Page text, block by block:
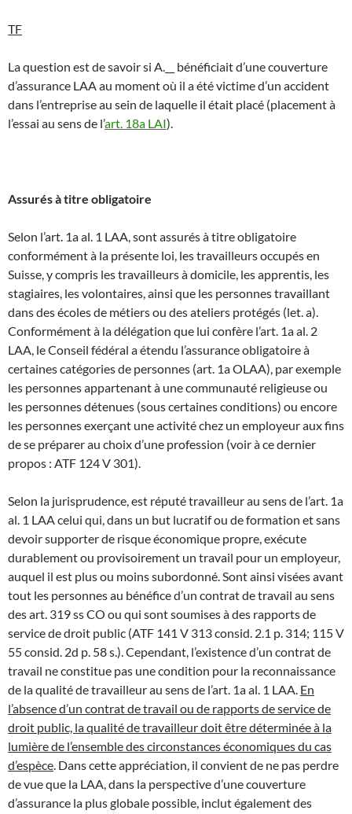
TF
La question est de savoir si A.__ bénéficiait d’une couverture
d’assurance LAA au moment où il a été victime d’un accident
dans l’entreprise au sein de laquelle il était placé (placement à
l’essai au sens de l’art. 18a LAI).
Assurés à titre obligatoire
Selon l’art. 1a al. 1 LAA, sont assurés à titre obligatoire
conformément à la présente loi, les travailleurs occupés en
Suisse, y compris les travailleurs à domicile, les apprentis, les
stagiaires, les volontaires, ainsi que les personnes travaillant
dans des écoles de métiers ou des ateliers protégés (let. a).
Conformément à la délégation que lui confère l’art. 1a al. 2
LAA, le Conseil fédéral a étendu l’assurance obligatoire à
certaines catégories de personnes (art. 1a OLAA), par exemple
les personnes appartenant à une communauté religieuse ou
les personnes détenues (sous certaines conditions) ou encore
les personnes exerçant une activité chez un employeur aux fins
de se préparer au choix d’une profession (voir à ce dernier
propos : ATF 124 V 301).
Selon la jurisprudence, est réputé travailleur au sens de l’art. 1a
al. 1 LAA celui qui, dans un but lucratif ou de formation et sans
devoir supporter de risque économique propre, exécute
durablement ou provisoirement un travail pour un employeur,
auquel il est plus ou moins subordonné. Sont ainsi visées avant
tout les personnes au bénéfice d’un contrat de travail au sens
des art. 319 ss CO ou qui sont soumises à des rapports de
service de droit public (ATF 141 V 313 consid. 2.1 p. 314; 115 V
55 consid. 2d p. 58 s.). Cependant, l’existence d’un contrat de
travail ne constitue pas une condition pour la reconnaissance
de la qualité de travailleur au sens de l’art. 1a al. 1 LAA. En
l’absence d’un contrat de travail ou de rapports de service de
droit public, la qualité de travailleur doit être déterminée à la
lumière de l’ensemble des circonstances économiques du cas
d’espèce . Dans cette appréciation, il convient de ne pas perdre
de vue que la LAA, dans la perspective d’une couverture
d’assurance la plus globale possible, inclut également des